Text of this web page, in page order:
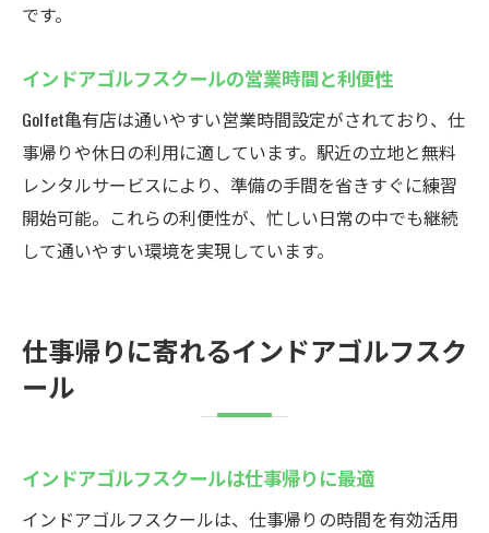
です。
インドアゴルフスクールの営業時間と利便性
Golfet亀有店は通いやすい営業時間設定がされており、仕
事帰りや休日の利用に適しています。駅近の立地と無料
レンタルサービスにより、準備の手間を省きすぐに練習
開始可能。これらの利便性が、忙しい日常の中でも継続
して通いやすい環境を実現しています。
仕事帰りに寄れるインドアゴルフスク
ール
インドアゴルフスクールは仕事帰りに最適
インドアゴルフスクールは、仕事帰りの時間を有効活用